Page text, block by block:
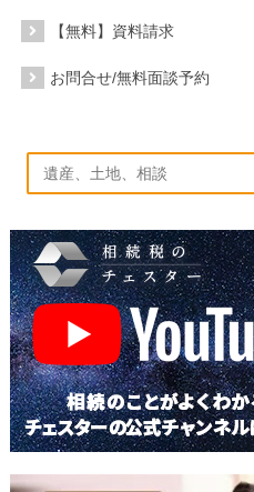
【無料】資料請求
お問合せ/無料面談予約